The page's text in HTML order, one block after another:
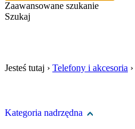
Zaawansowane szukanie
Szukaj
Jesteś tutaj › Telefony i akcesoria ›
Kategoria nadrzędna